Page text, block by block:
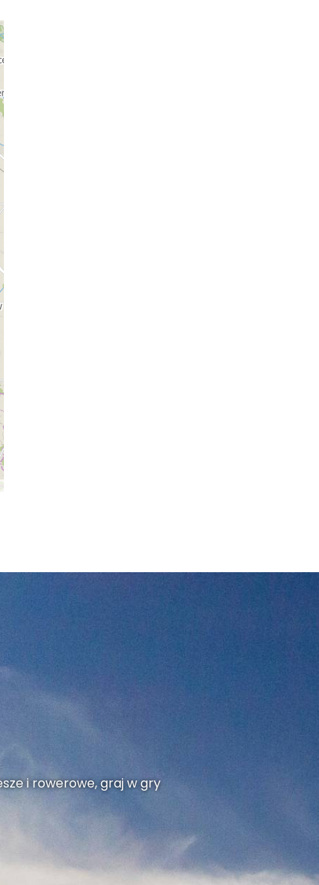
i rowerowe, graj w gry